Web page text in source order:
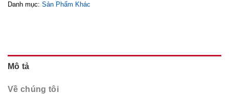
Danh mục: Sản Phẩm Khác
Mô tả
Về chúng tôi